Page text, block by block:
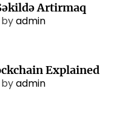
Artirmaq
byadmin
Explained
byadmin